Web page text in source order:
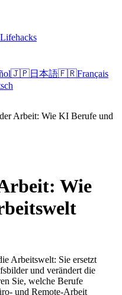
Lifehacks
🇯🇵日本語🇫🇷Français
Arbeit: Wie KI Berufe und
Wie
Arbeitswelt: Sie ersetzt
und verändert die
Sie, welche Berufe
und Remote-Arbeit